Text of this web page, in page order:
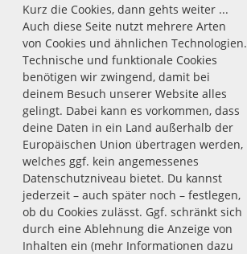
Kurz die Cookies, dann gehts weiter ...
Auch diese Seite nutzt mehrere Arten
von Cookies und ähnlichen Technologien.
Technische und funktionale Cookies
benötigen wir zwingend, damit bei
deinem Besuch unserer Website alles
gelingt. Dabei kann es vorkommen, dass
deine Daten in ein Land außerhalb der
Europäischen Union übertragen werden,
welches ggf. kein angemessenes
Datenschutzniveau bietet. Du kannst
jederzeit – auch später noch – festlegen,
ob du Cookies zulässt. Ggf. schränkt sich
durch eine Ablehnung die Anzeige von
Inhalten ein (mehr Informationen dazu